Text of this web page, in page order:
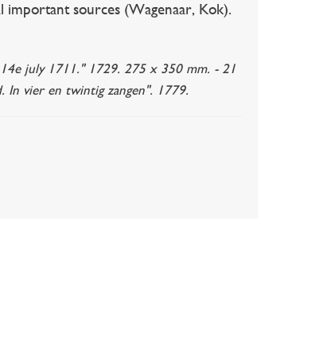
sources (Wagenaar, Kok).
july 1711." 1729. 275 x 350 mm. - 21
In vier en twintig zangen". 1779.